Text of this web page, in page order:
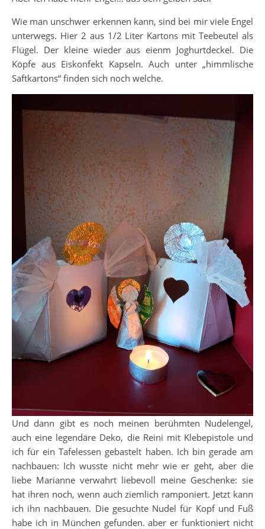
Wie man unschwer erkennen kann, sind bei mir viele Engel
unterwegs. Hier 2 aus 1/2 Liter Kartons mit Teebeutel als
Flügel. Der kleine wieder aus eienm Joghurtdeckel. Die
Köpfe aus Eiskonfekt Kapseln. Auch unter „himmlische
Saftkartons“ finden sich noch welche.
Und dann gibt es noch meinen berühmten Nudelengel,
auch eine legendäre Deko, die Reini mit Klebepistole und
ich für ein Tafelessen gebastelt haben. Ich bin gerade am
nachbauen: Ich wusste nicht mehr wie er geht, aber die
liebe Marianne verwahrt liebevoll meine Geschenke: sie
hat ihren noch, wenn auch ziemlich ramponiert. Jetzt kann
ich ihn nachbauen. Die gesuchte Nudel für Kopf und Fuß
habe ich in München gefunden. aber er funktioniert nicht